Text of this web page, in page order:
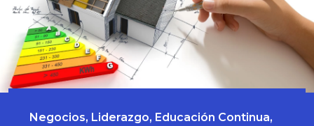
Negocios, Liderazgo, Educación Continua,